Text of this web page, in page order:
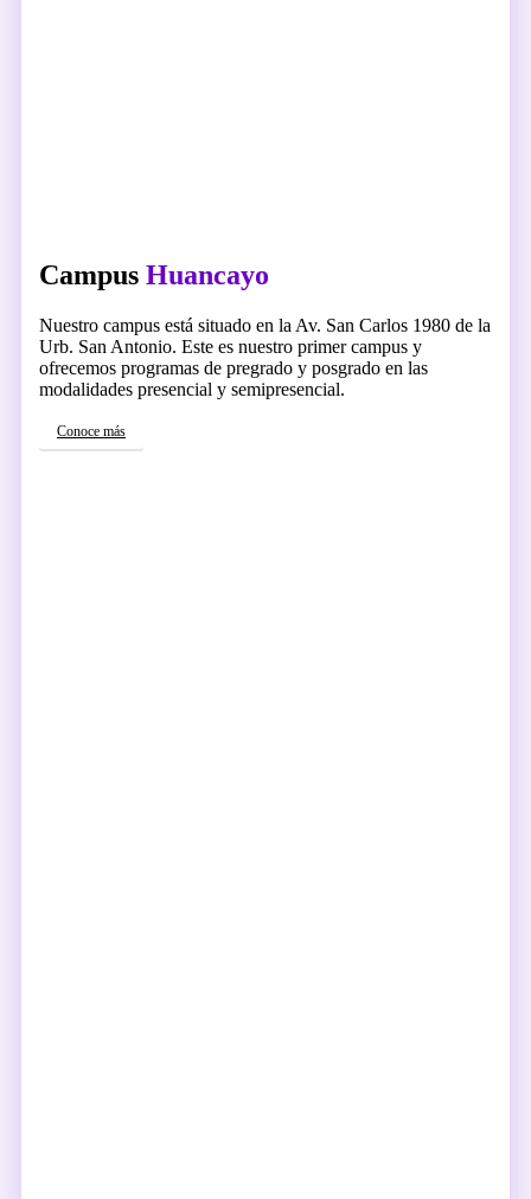
Campus Huancayo
Nuestro campus está situado en la Av. San Carlos 1980 de la
Urb. San Antonio. Este es nuestro primer campus y
ofrecemos programas de pregrado y posgrado en las
modalidades presencial y semipresencial.
Conoce más